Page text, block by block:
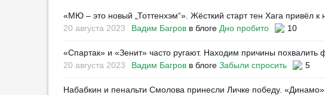
16:25
2
«МЮ – это новый „Тоттенхэм“». Жёсткий старт тен Хага привёл к
20 августа 2023
Вадим Багровв блоге Дно пробито 10
«Спартак» и «Зенит» часто ругают. Находим причины похвалить
20 августа 2023
Вадим Багровв блоге Забыли спросить 5
Набабкин и пенальти Смолова принесли Личке победу.